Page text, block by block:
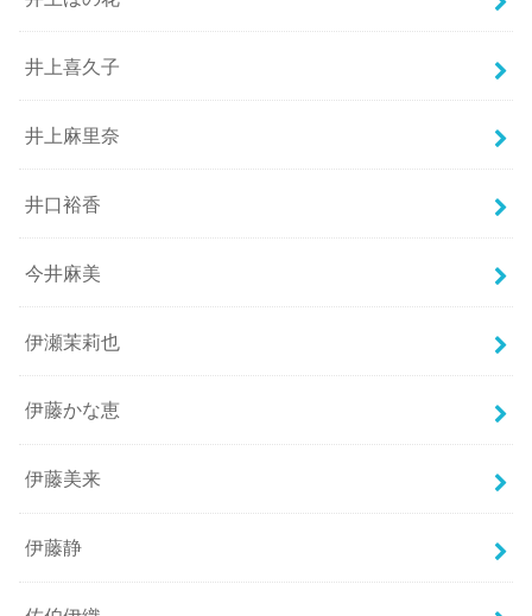
井上喜久子
井上麻里奈
井口裕香
今井麻美
伊瀬茉莉也
伊藤かな恵
伊藤美来
伊藤静